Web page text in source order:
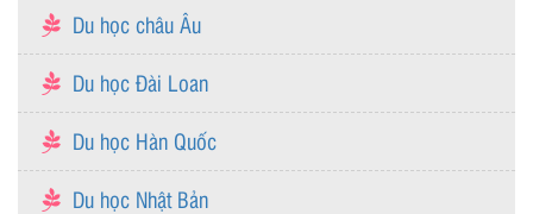
Du học châu Âu
Du học Đài Loan
Du học Hàn Quốc
Du học Nhật Bản